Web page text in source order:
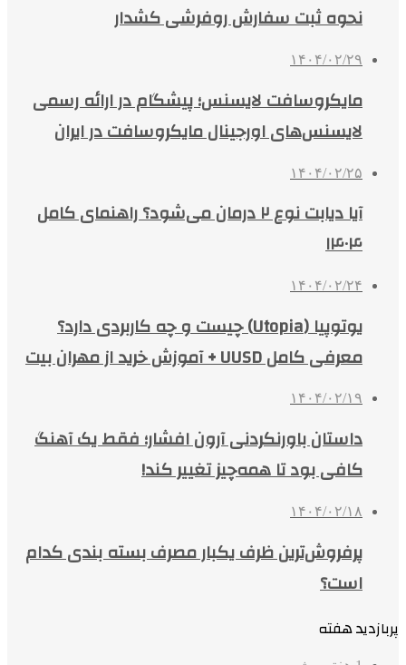
نحوه ثبت سفارش روفرشی کشدار
۱۴۰۴/۰۲/۲۹
مایکروسافت لایسنس؛ پیشگام در ارائه رسمی
لایسنس‌های اورجینال مایکروسافت در ایران
۱۴۰۴/۰۲/۲۵
آیا دیابت نوع ۲ درمان می‌شود؟ راهنمای کامل
۱۴۰۴
۱۴۰۴/۰۲/۲۴
یوتوپیا (Utopia) چیست و چه کاربردی دارد؟
معرفی کامل UUSD + آموزش خرید از مهران بیت
۱۴۰۴/۰۲/۱۹
داستان باورنکردنی آرون افشار؛ فقط یک آهنگ
کافی بود تا همه‌چیز تغییر کند!
۱۴۰۴/۰۲/۱۸
پرفروش‌ترین ظرف یکبار مصرف بسته بندی کدام
است؟
پربازدید هفته